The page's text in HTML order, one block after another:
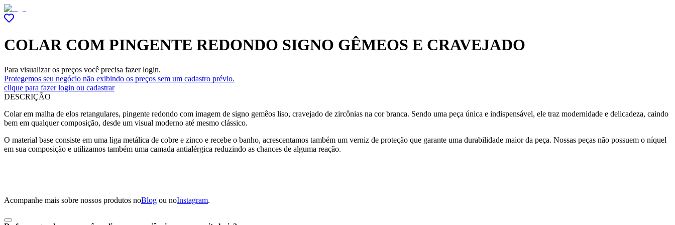
COLAR COM PINGENTE REDONDO SIGNO GÊMEOS E CRAVEJADO
Para visualizar os preços você precisa fazer login.
Protegemos seu negócio não exibindo os preços sem um cadastro prévio.
clique para fazer login ou cadastrar
DESCRIÇÃO
Colar em malha de elos retangulares, pingente redondo com imagem de signo gemêos liso, cravejado de zircônias na cor branca. Sendo uma peça única e indispensável, ele traz modernidade e delicadeza, caindo
bem em qualquer composição, desde um visual moderno até mesmo clássico.
O material base consiste em uma liga metálica de cobre e zinco e recebe o banho, acrescentamos também um verniz de proteção que garante uma durabilidade maior da peça. Nossas peças não possuem o níquel
em sua composição e utilizamos também uma camada antialérgica reduzindo as chances de alguma reação.
Acompanhe mais sobre nossos produtos noBlog ou noInstagram.